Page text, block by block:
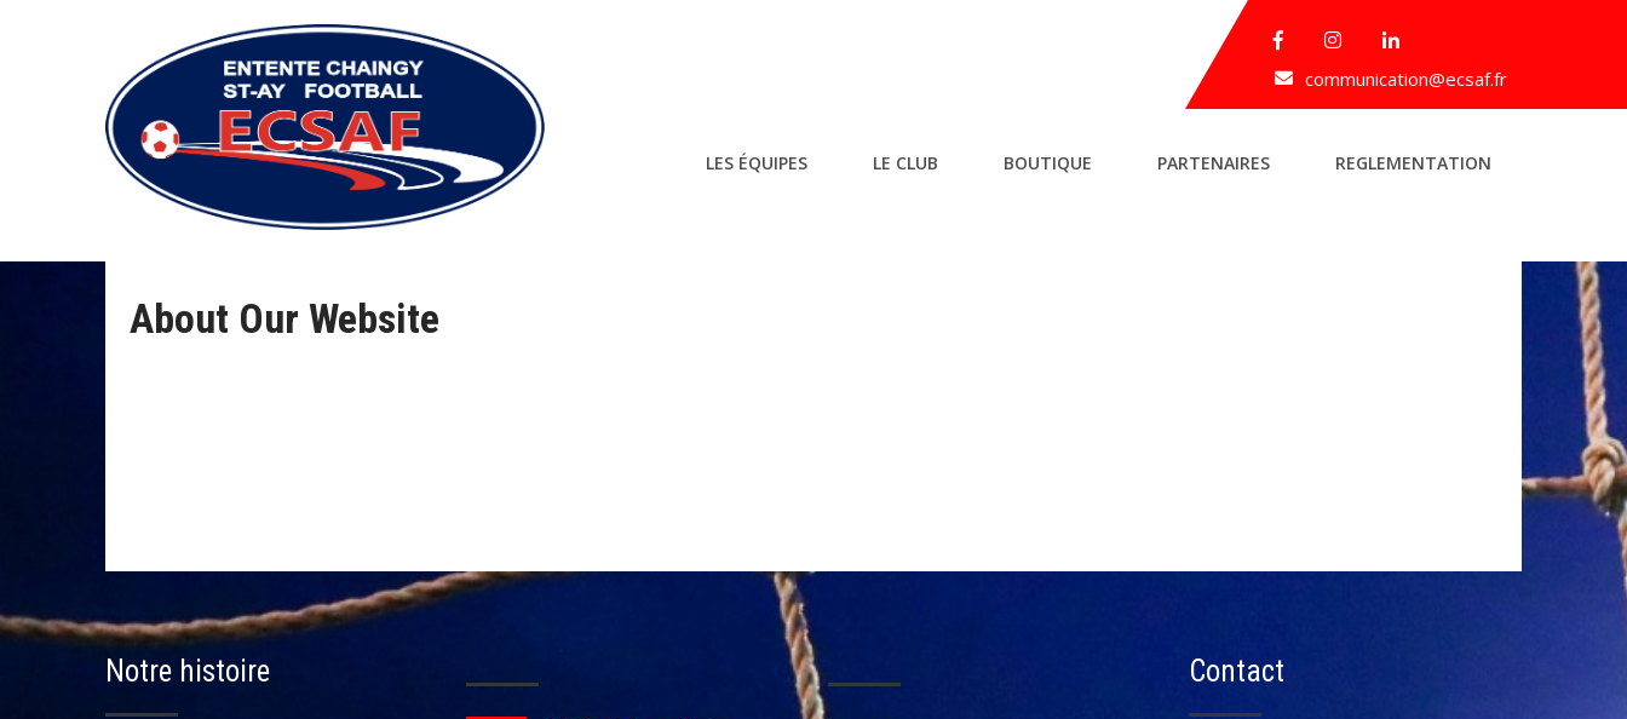
communication@ecsaf.fr
LES ÉQUIPES LE CLUB BOUTIQUE PARTENAIRES REGLEMENTATION
About Our Website
Notre histoire Contact